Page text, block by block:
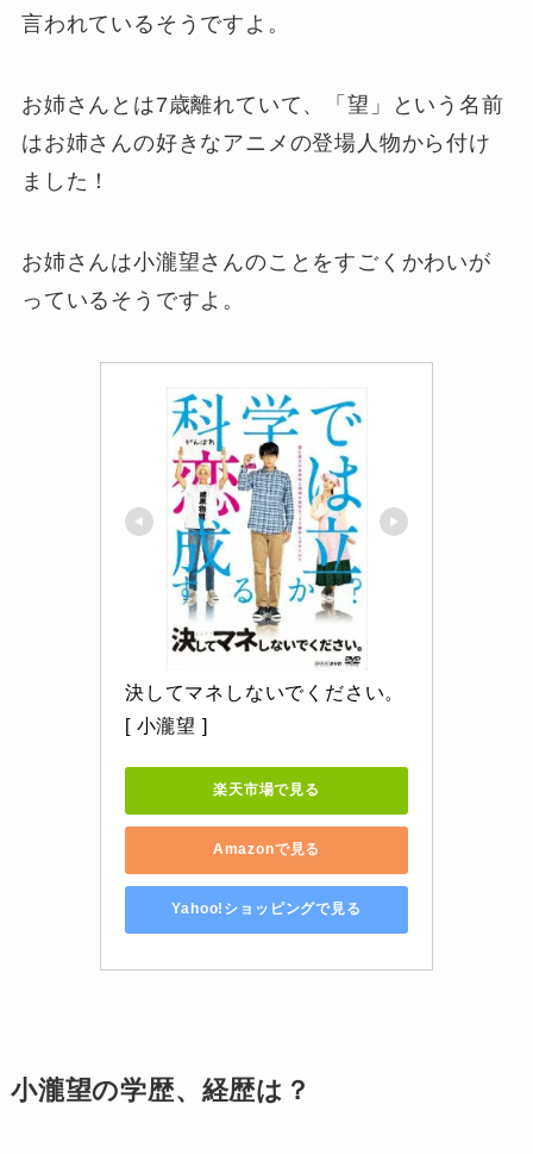
言われているそうですよ。
お姉さんとは7歳離れていて、「望」という名前
はお姉さんの好きなアニメの登場人物から付け
ました！
お姉さんは小瀧望さんのことをすごくかわいが
っているそうですよ。
決してマネしないでください。
[ 小瀧望 ]
楽天市場で見る
Amazonで見る
Yahoo!ショッピングで見る
小瀧望の学歴、経歴は？